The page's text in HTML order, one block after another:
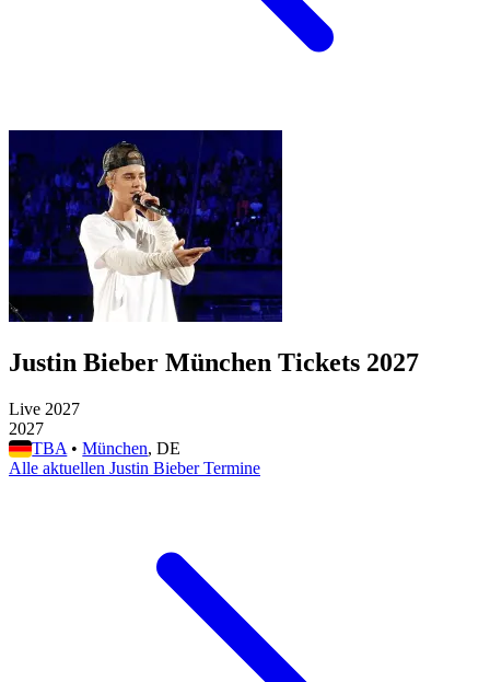
Justin Bieber München Tickets 2027
Live 2027
2027
TBA • München, DE
Alle aktuellen Justin Bieber Termine